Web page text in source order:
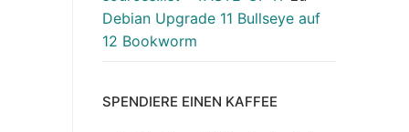
Debian Upgrade 11 Bullseye auf
12 Bookworm
SPENDIERE EINEN KAFFEE